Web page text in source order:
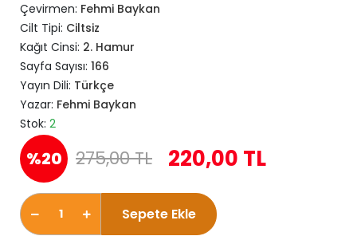
Çevirmen: Fehmi Baykan
Cilt Tipi: Ciltsiz
Kağıt Cinsi: 2. Hamur
Sayfa Sayısı: 166
Yayın Dili: Türkçe
Yazar: Fehmi Baykan
Stok: 2
%20 275,00 TL 220,00 TL
Sepete Ekle